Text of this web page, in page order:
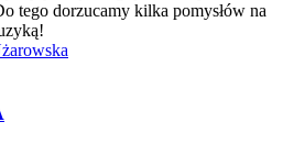
tego dorzucamy kilka pomysłów na